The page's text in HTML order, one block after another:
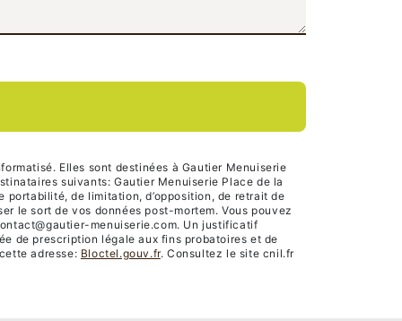
Elles sont destinées à Gautier Menuiserie
suivants: Gautier Menuiserie Place de la
portabilité, de limitation, d’opposition, de retrait de
le sort de vos données post-mortem. Vous pouvez
menuiserie.com. Un justificatif
de prescription légale aux fins probatoires et de
adresse: Bloctel.gouv.fr. Consultez le site cnil.fr